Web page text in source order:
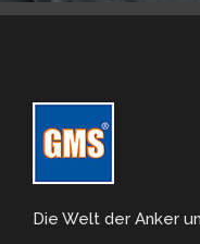
Die Welt der Anker